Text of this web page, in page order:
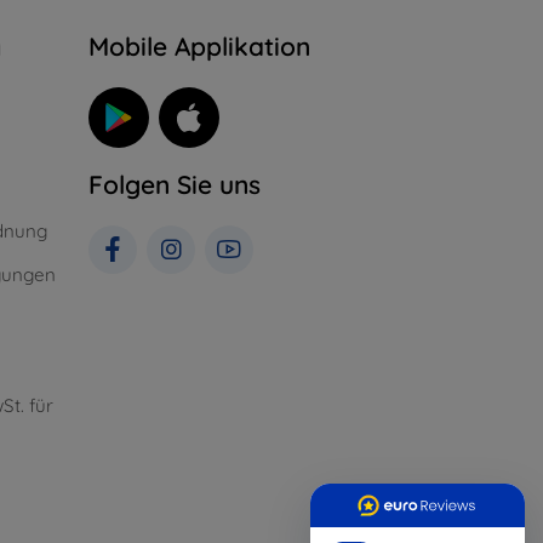
für
Mobile Applikation
Folgen Sie uns